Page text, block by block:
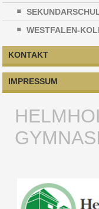
WESTFALEN-
KONTAKT
IMPRESSUM